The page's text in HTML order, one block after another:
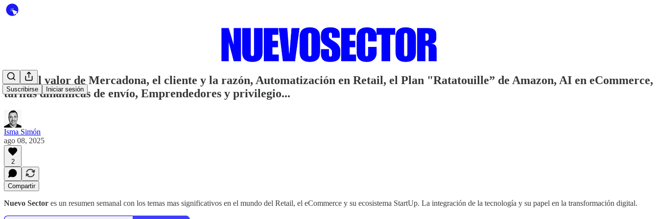
Suscribirse Iniciar sesión
#176 El valor de Mercadona, el cliente y la razón, Automatización en Retail, el Plan "Ratatouille” de Amazon, AI en eCommerce,
tarifas dinámicas de envío, Emprendedores y privilegio...
Isma Simón
ago 08, 2025
2
Compartir
Nuevo Sector es un resumen semanal con los temas mas significativos en el mundo del Retail, el eCommerce y su ecosistema StartUp. La integración de la tecnología y su papel en la transformación digital.